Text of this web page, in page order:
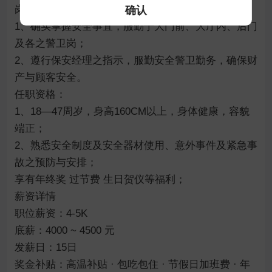
岗位职责：
1、确实掌握安全事宜，服勤于大门前、大厅内、后门
及各之警卫岗；
2、遵行保安经理之指示，服勤安全警卫勤务，确保财
产与顾客安全。
任职资格：
1、18—47周岁，身高160CM以上，身体健康，容貌
端正；
2、熟悉安全制度及安全器材使用、意外事件及紧急事
故之预防与安排；
享有年终奖 过节费 生日贺仪等福利；
薪资详情
职位薪资：4-5K
底薪：4000 ~ 4500 元
发薪日：15日
奖金补贴：高温补贴 · 包吃包住 · 节假日加班费 · 年
确认